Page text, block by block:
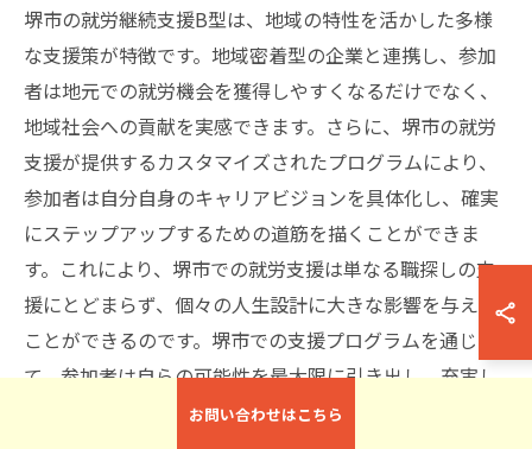
堺市の就労継続支援B型は、地域の特性を活かした多様
な支援策が特徴です。地域密着型の企業と連携し、参加
者は地元での就労機会を獲得しやすくなるだけでなく、
地域社会への貢献を実感できます。さらに、堺市の就労
支援が提供するカスタマイズされたプログラムにより、
参加者は自分自身のキャリアビジョンを具体化し、確実
にステップアップするための道筋を描くことができま
す。これにより、堺市での就労支援は単なる職探しの支
援にとどまらず、個々の人生設計に大きな影響を与える
ことができるのです。堺市での支援プログラムを通じ
て、参加者は自らの可能性を最大限に引き出し、充実し
たキャリアを築くことが可能となります。
お問い合わせはこちら